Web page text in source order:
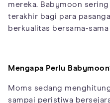
mereka. Babymoon
terakhir bagi para
berkualitas bersama-
Mengapa Perlu
Moms sedang
sampai peristiwa